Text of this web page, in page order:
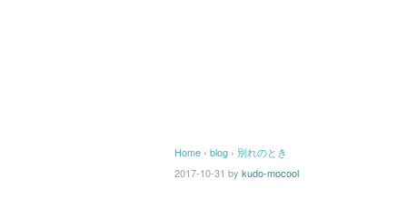
Home › blog › 別れのとき
2017-10-31 by kudo-mocool